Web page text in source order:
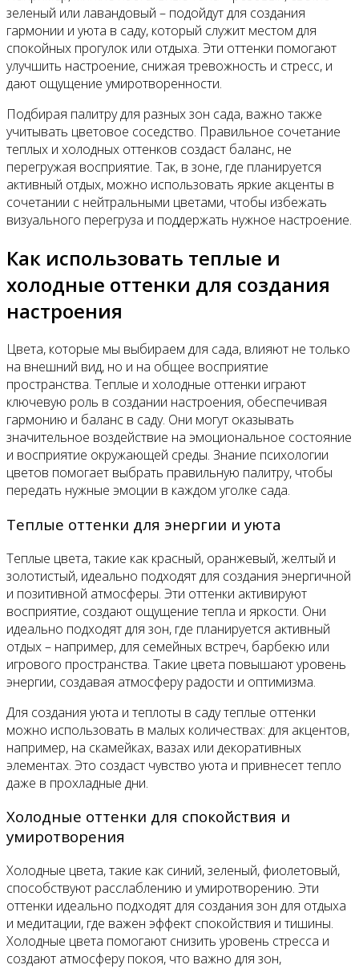
зеленый или лавандовый – подойдут для создания
гармонии и уюта в саду, который служит местом для
спокойных прогулок или отдыха. Эти оттенки помогают
улучшить настроение, снижая тревожность и стресс, и
дают ощущение умиротворенности.
Подбирая палитру для разных зон сада, важно также
учитывать цветовое соседство. Правильное сочетание
теплых и холодных оттенков создаст баланс, не
перегружая восприятие. Так, в зоне, где планируется
активный отдых, можно использовать яркие акценты в
сочетании с нейтральными цветами, чтобы избежать
визуального перегруза и поддержать нужное настроение.
Как использовать теплые и
холодные оттенки для создания
настроения
Цвета, которые мы выбираем для сада, влияют не только
на внешний вид, но и на общее восприятие
пространства. Теплые и холодные оттенки играют
ключевую роль в создании настроения, обеспечивая
гармонию и баланс в саду. Они могут оказывать
значительное воздействие на эмоциональное состояние
и восприятие окружающей среды. Знание психологии
цветов помогает выбрать правильную палитру, чтобы
передать нужные эмоции в каждом уголке сада.
Теплые оттенки для энергии и уюта
Теплые цвета, такие как красный, оранжевый, желтый и
золотистый, идеально подходят для создания энергичной
и позитивной атмосферы. Эти оттенки активируют
восприятие, создают ощущение тепла и яркости. Они
идеально подходят для зон, где планируется активный
отдых – например, для семейных встреч, барбекю или
игрового пространства. Такие цвета повышают уровень
энергии, создавая атмосферу радости и оптимизма.
Для создания уюта и теплоты в саду теплые оттенки
можно использовать в малых количествах: для акцентов,
например, на скамейках, вазах или декоративных
элементах. Это создаст чувство уюта и привнесет тепло
даже в прохладные дни.
Холодные оттенки для спокойствия и
умиротворения
Холодные цвета, такие как синий, зеленый, фиолетовый,
способствуют расслаблению и умиротворению. Эти
оттенки идеально подходят для создания зон для отдыха
и медитации, где важен эффект спокойствия и тишины.
Холодные цвета помогают снизить уровень стресса и
создают атмосферу покоя, что важно для зон,